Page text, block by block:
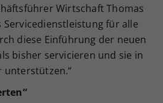
Wirtschaft Thomas
Servicedienstleistung für alle
diese Einführung der neuen
bisher servicieren und sie in
unterstützen.“